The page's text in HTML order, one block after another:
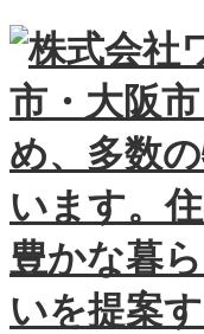
市・大阪
め、多数
います。
豊かな暮
いを提案